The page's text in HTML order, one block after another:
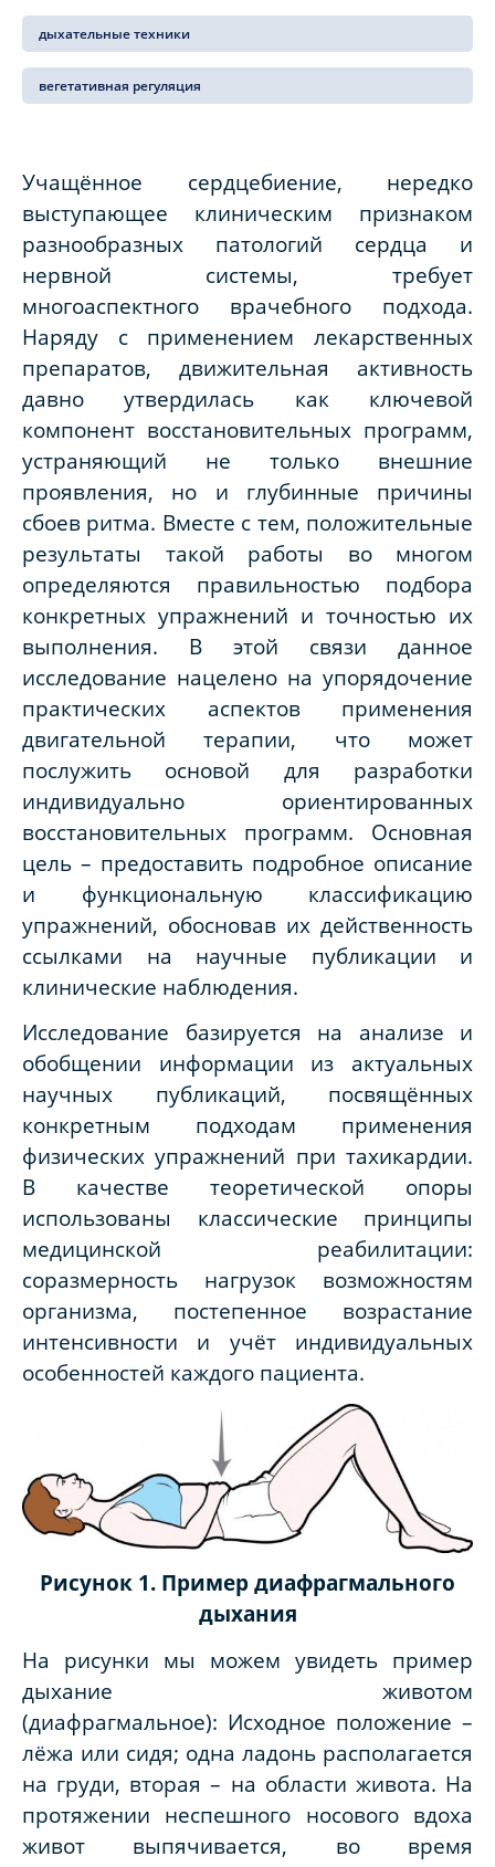
дыхательные техники
вегетативная регуляция
Учащённое сердцебиение, нередко
выступающее клиническим признаком
разнообразных патологий сердца и
нервной системы, требует
многоаспектного врачебного подхода.
Наряду с применением лекарственных
препаратов, движительная активность
давно утвердилась как ключевой
компонент восстановительных программ,
устраняющий не только внешние
проявления, но и глубинные причины
сбоев ритма. Вместе с тем, положительные
результаты такой работы во многом
определяются правильностью подбора
конкретных упражнений и точностью их
выполнения. В этой связи данное
исследование нацелено на упорядочение
практических аспектов применения
двигательной терапии, что может
послужить основой для разработки
индивидуально ориентированных
восстановительных программ. Основная
цель – предоставить подробное описание
и функциональную классификацию
упражнений, обосновав их действенность
ссылками на научные публикации и
клинические наблюдения.
Исследование базируется на анализе и
обобщении информации из актуальных
научных публикаций, посвящённых
конкретным подходам применения
физических упражнений при тахикардии.
В качестве теоретической опоры
использованы классические принципы
медицинской реабилитации:
соразмерность нагрузок возможностям
организма, постепенное возрастание
интенсивности и учёт индивидуальных
особенностей каждого пациента.
Рисунок 1. Пример диафрагмального
дыхания
На рисунки мы можем увидеть пример
дыхание животом
(диафрагмальное): Исходное положение –
лёжа или сидя; одна ладонь располагается
на груди, вторая – на области живота. На
протяжении неспешного носового вдоха
живот выпячивается, во время